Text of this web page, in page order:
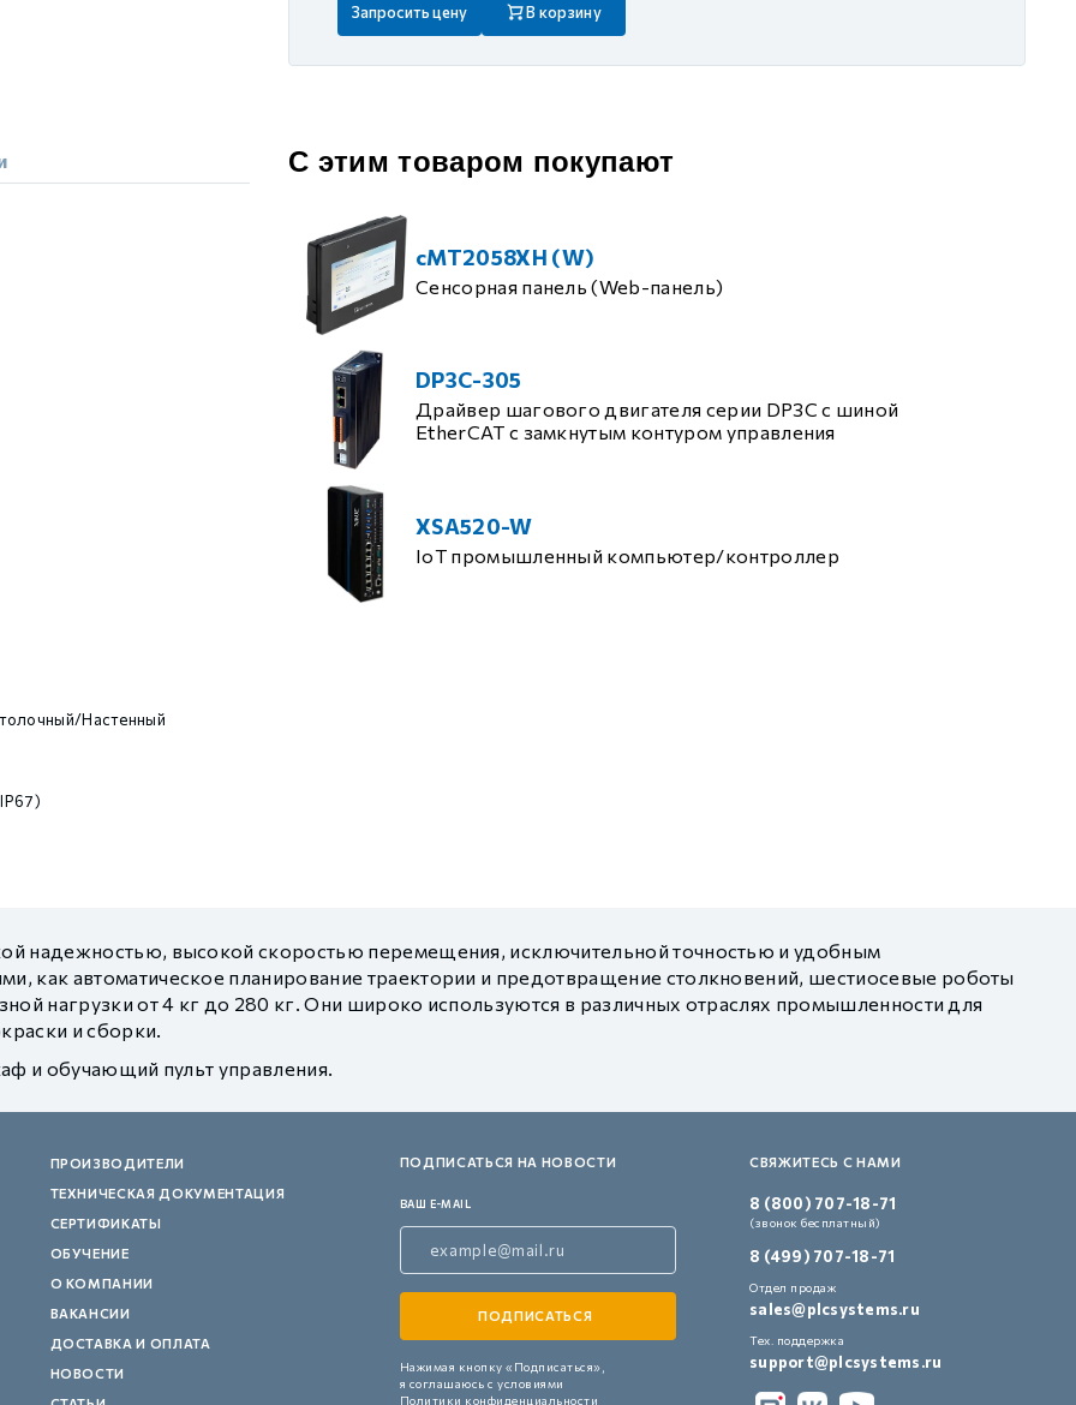
Запросить цену В корзину
Настенный
С этим товаром покупают
cMT2058XH (W)
Сенсорная панель (Web-панель)
DP3C-305
Драйвер шагового двигателя серии DP3C с шиной
EtherCAT с замкнутым контуром управления
XSA520-W
IoT промышленный компьютер/контроллер
надежностью, высокой скоростью перемещения, исключительной точностью и удобным
как автоматическое планирование траектории и предотвращение столкновений, шестиосевые роботы
нагрузки от 4 кг до 280 кг. Они широко используются в различных отраслях промышленности для
и сборки.
и обучающий пульт управления.
ПРОИЗВОДИТЕЛИ
ТЕХНИЧЕСКАЯ ДОКУМЕНТАЦИЯ
СЕРТИФИКАТЫ
ОБУЧЕНИЕ
О КОМПАНИИ
ВАКАНСИИ
ДОСТАВКА И ОПЛАТА
НОВОСТИ
ПОДПИСАТЬСЯ НА НОВОСТИ
ВАШ E-MAIL
Нажимая кнопку «Подписаться»,
я соглашаюсь с условиями
Политики конфиденциальности
СВЯЖИТЕСЬ С НАМИ
8 (800) 707-18-71
(звонок бесплатный)
8 (499) 707-18-71
Отдел продаж
sales@plcsystems.ru
Тех. поддержка
support@plcsystems.ru
контуром)